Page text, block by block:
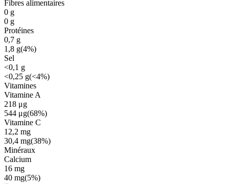
Fibres alimentaires
0 g
0 g
Protéines
0,7 g
1,8 g(4%)
Sel
<0,1 g
<0,25 g(<4%)
Vitamines
Vitamine A
218 μg
544 μg(68%)
Vitamine C
12,2 mg
30,4 mg(38%)
Minéraux
Calcium
16 mg
40 mg(5%)